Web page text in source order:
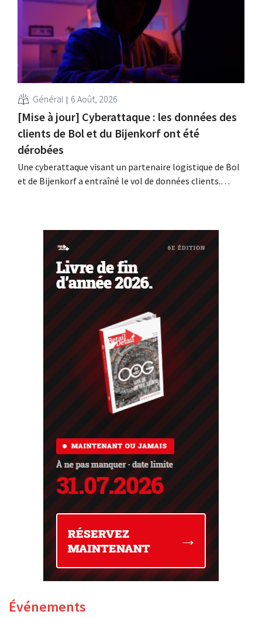
Général 6 Août, 2026
[Mise à jour] Cyberattaque : les données des
clients de Bol et du Bijenkorf ont été
dérobées
Une cyberattaque visant un partenaire logistique de Bol
et de Bijenkorf a entraîné le vol de données clients.
Événements